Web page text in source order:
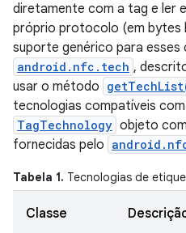
diretamente com a tag e ler
próprio protocolo (em bytes
suporte genérico para esses
android.nfc.tech ,
usar o método
tecnologias compatíveis
TagTechnology objeto
fornecidas pelo
Tabela 1. Tecnologias de
Classe